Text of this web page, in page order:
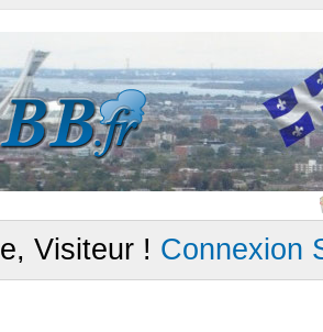
Visiteur ! Connexion